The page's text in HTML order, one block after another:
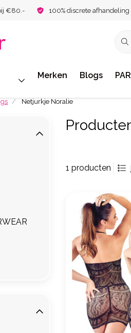
€80.- 100% discrete
Merken Blogs
Netjurkje Noralie
1 producten